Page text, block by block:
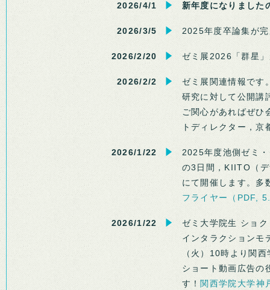
2026/4/1 新年度になりました
2026/3/5 2025年度卒論集が
2026/2/20 ゼミ展2026「群星
2026/2/2
ゼミ展関連情報です
研究に対して公開講
ご関心があればぜひ
トディレクター，
2026/1/22
2025年度池側ゼミ
の3日間，KIITO（
にて開催します。多
フライヤー（PDF,
2026/1/22
ゼミ大学院生 ショ
インタラクション
（火）10時より関
ショート動画広告の
す！ 関西学院大学神